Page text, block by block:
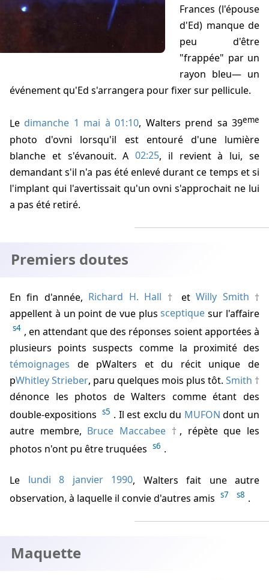
Frances (l'épouse
d'Ed) manque de
peu d'être
"frappée" par un
rayon bleu— un
événement qu'Ed s'arrangera pour fixer sur pellicule.
Le dimanche 1 mai à 01:10, Walters prend sa 39eme
photo d'ovni lorsqu'il est entouré d'une lumière
blanche et s'évanouit. A02:25, il revient à lui, se
demandant s'il n'a pas été enlevé durant ce temps et si
l'implant qui l'avertissait qu'un ovni s'approchait ne lui
a pas été retiré.
Premiers doutes
En fin d'année, Richard H. Hall etWilly Smith
appellent à un point de vue plussceptique sur l'affaire
s4 , en attendant que des réponses soient apportées à
plusieurs points suspects comme la proximité des
témoignages de pWalters et du récit unique de
pWhitley Strieber, paru quelques mois plus tôt. Smith
dénonce les photos de Walters comme étant des
double-expositions s5 . Il est exclu du MUFON dont un
autre membre, Bruce Maccabee
, répète que les
photos n'ont pu être truquées s6 .
Le lundi 8 janvier 1990, Walters fait une autre
observation, à laquelle il convie d'autres amis s7 s8 .
Maquette